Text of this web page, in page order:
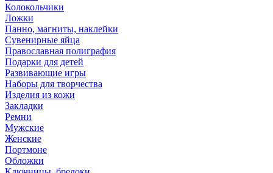
Колокольчики
Ложки
Панно, магниты, наклейки
Сувенирные яйца
Православная полиграфия
Подарки для детей
Развивающие игры
Наборы для творчества
Изделия из кожи
Закладки
Ремни
Мужские
Женские
Портмоне
Обложки